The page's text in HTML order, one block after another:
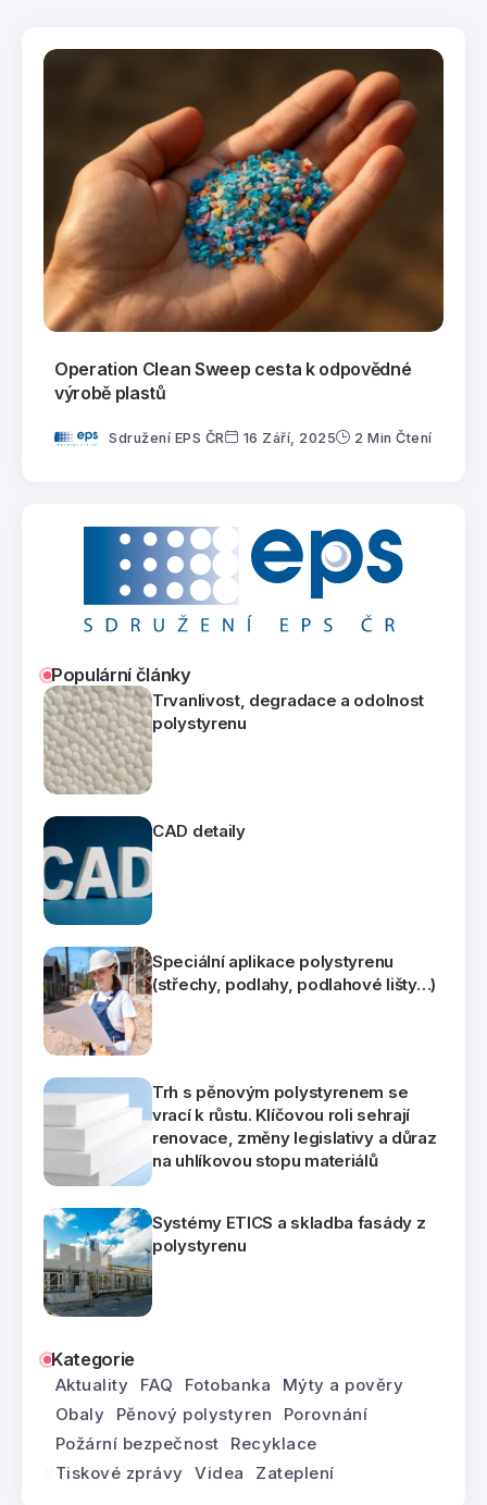
Operation Clean Sweep cesta k odpovědné
výrobě plastů
Sdružení EPS ČR 16 Září, 2025 2 Min Čtení
Populární články
Trvanlivost, degradace a odolnost
polystyrenu
CAD detaily
Speciální aplikace polystyrenu
(střechy, podlahy, podlahové lišty…)
Trh s pěnovým polystyrenem se
vrací k růstu. Klíčovou roli sehrají
renovace, změny legislativy a důraz
na uhlíkovou stopu materiálů
Systémy ETICS a skladba fasády z
polystyrenu
Kategorie
Aktuality FAQ Fotobanka
Mýty a pověry
Obaly
Pěnový polystyren
Porovnání
Požární bezpečnost
Recyklace
Tiskové zprávy
Videa Zateplení